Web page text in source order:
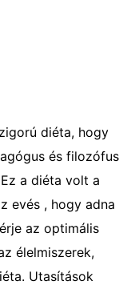
diéta, hogy
és filozófus
a diéta volt a
evés , hogy adna
az optimális
élelmiszerek,
Utasítások